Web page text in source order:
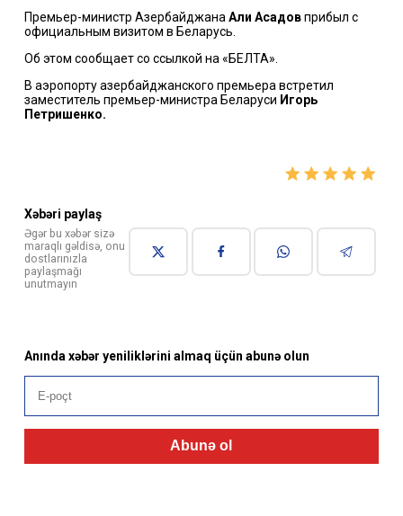
Премьер-министр АзербайджанаАли Асадовприбыл с
официальным визитом в Беларусь.
Об этом сообщает со ссылкой на «БЕЛТА».
В аэропорту азербайджанского премьера встретил
заместитель премьер-министра Беларуси Игорь
Петришенко.
Xəbəri paylaş
Əgər bu xəbər sizə
maraqlı gəldisə, onu
dostlarınızla
paylaşmağı
unutmayın
Anında xəbər yeniliklərini almaq üçün abunə olun
Abunə ol